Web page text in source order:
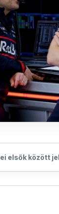
elsők között